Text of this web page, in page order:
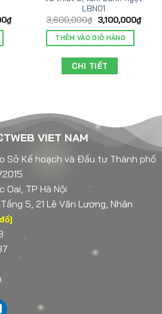
₫
LBN01
3,600,000₫ 3,100,000₫
THÊM VÀO GIỎ HÀNG
CHI TIẾT
VIET NAM
Sở Kế hoạch và Đầu tư Thành phố
Oai, TP Hà Nội
5, 21 Lê Văn Lương, Nhân